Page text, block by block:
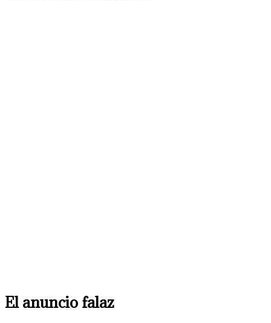
El anuncio falaz